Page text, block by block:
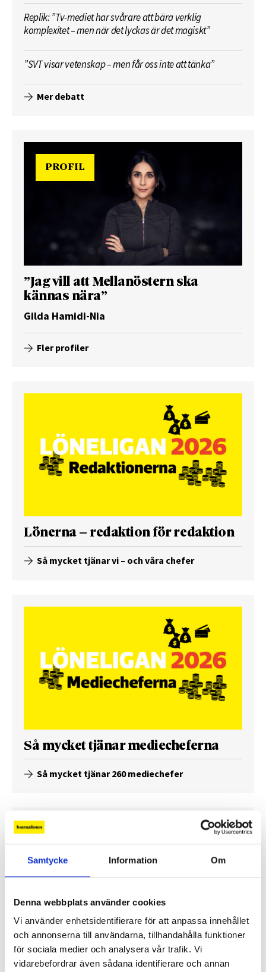
Samtycke Information Om
Denna webbplats använder cookies
Vi använder enhetsidentifierare för att anpassa innehållet
och annonserna till användarna, tillhandahålla funktioner
för sociala medier och analysera vår trafik. Vi
vidarebefordrar även sådana identifierare och annan
Replik: ”Tv-mediet har svårare att bära verklig
komplexitet – men när det lyckas är det magiskt”
”SVT visar vetenskap – men får oss inte att tänka”
Mer debatt
PROFIL
”Jag vill att Mellanöstern ska
kännas nära”
Gilda Hamidi-Nia
Fler profiler
Lönerna – redaktion för redaktion
Så mycket tjänar vi – och våra chefer
Så mycket tjänar mediecheferna
Så mycket tjänar 260 mediechefer
Enorma skillnader mellan